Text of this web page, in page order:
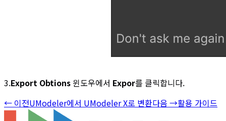
3.Export Obtions 윈도우에서 Expor를 클릭합니다.
← 이전UModeler에서 UModeler X로 변환다음 →활용 가이드